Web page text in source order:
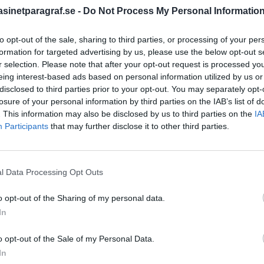
- Do Not Process My Personal Information
opt-out of the sale, sharing to third parties, or processing of your
for targeted advertising by us, please use the below opt-out
selection. Please note that after your opt-out request is processed
interest-based ads based on personal information utilized by us
to third parties prior to your opt-out. You may separately
of your personal information by third parties on the IAB’s list of
This information may also be disclosed by us to third parties on the
Participants that may further disclose it to other third parties.
Data Processing Opt Outs
opt-out of the Sharing of my personal data.
opt-out of the Sale of my Personal Data.
nackdelarna
STÖD OSS
Stöd Para§raf –
högertrollen
PRENUMERERA PÅ
Börje R